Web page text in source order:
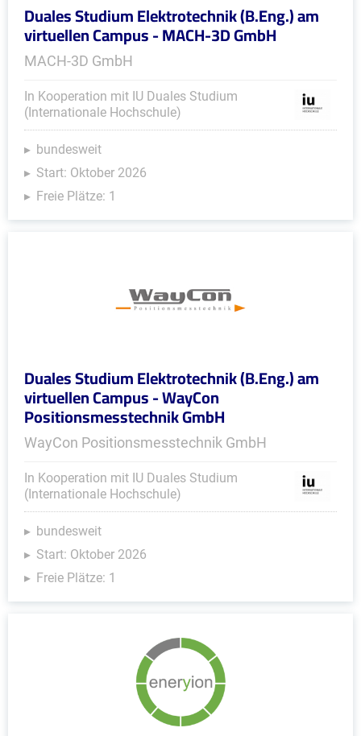
Duales Studium Elektrotechnik (B.Eng.) am
virtuellen Campus - MACH-3D GmbH
MACH-3D GmbH
In Kooperation mit IU Duales Studium
(Internationale Hochschule)
bundesweit
Start: Oktober 2026
Freie Plätze: 1
Duales Studium Elektrotechnik (B.Eng.) am
virtuellen Campus - WayCon
Positionsmesstechnik GmbH
WayCon Positionsmesstechnik GmbH
In Kooperation mit IU Duales Studium
(Internationale Hochschule)
bundesweit
Start: Oktober 2026
Freie Plätze: 1